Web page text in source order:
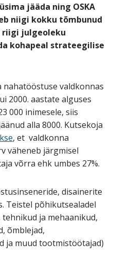
jääda ning OSKA
niigi kokku tõmbunud
riigi julgeoleku
kohapeal strateegilise
nahatööstuse valdkonnas
2000. aastate alguses
000 inimesele, siis
alla 8000. Kutsekoja
, et valdkonna
väheneb järgmisel
võrra ehk umbes 27%.
disainerite
Teistel põhikutsealadel
ja mehaanikud,
õmblejad,
ja muud tootmistöötajad)